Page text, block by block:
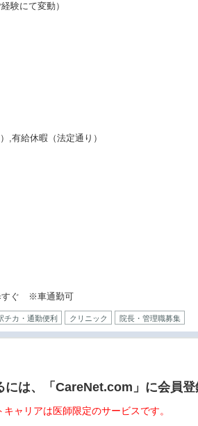
験にて変動）
,有給休暇（法定通り）
すぐ ※車通勤可
チカ・通勤便利 クリニック 院長・管理職募集
は、「CareNet.com」に会員登
キャリアは医師限定のサービスです。